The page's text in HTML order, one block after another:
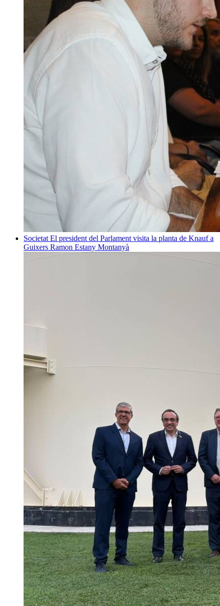
Societat El president del Parlament visita la planta de Knauf a
Guixers Ramon Estany Montanyà